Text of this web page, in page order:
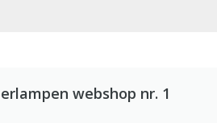
webshop nr. 1